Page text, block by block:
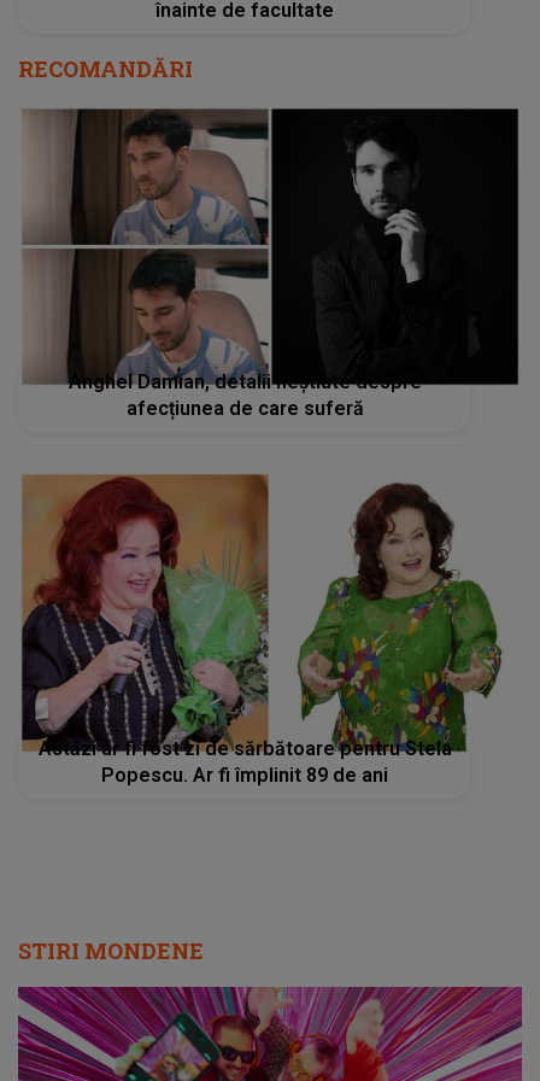
înainte de facultate
RECOMANDĂRI
Anghel Damian, detalii neștiute despre
afecțiunea de care suferă
Astăzi ar fi fost zi de sărbătoare pentru Stela
Popescu. Ar fi împlinit 89 de ani
STIRI MONDENE